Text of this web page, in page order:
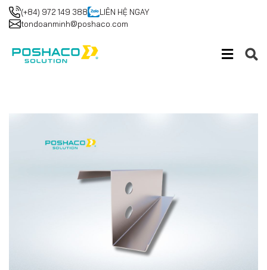
(+84) 972 149 388
LIÊN HỆ NGAY
tondoanminh@poshaco.com